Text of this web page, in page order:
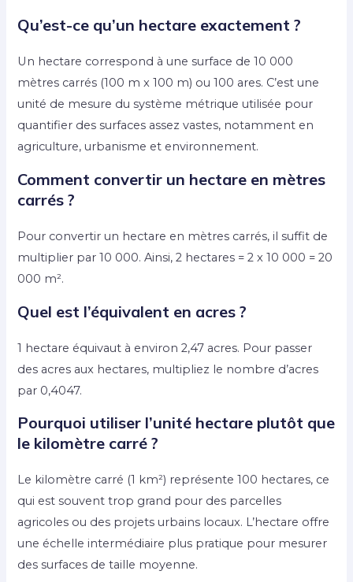
Qu’est-ce qu’un hectare exactement ?
Un hectare correspond à une surface de 10 000
mètres carrés (100 m x 100 m) ou 100 ares. C’est une
unité de mesure du système métrique utilisée pour
quantifier des surfaces assez vastes, notamment en
agriculture, urbanisme et environnement.
Comment convertir un hectare en mètres
carrés ?
Pour convertir un hectare en mètres carrés, il suffit de
multiplier par 10 000. Ainsi, 2 hectares = 2 x 10 000 = 20
000 m².
Quel est l’équivalent en acres ?
1 hectare équivaut à environ 2,47 acres. Pour passer
des acres aux hectares, multipliez le nombre d’acres
par 0,4047.
Pourquoi utiliser l’unité hectare plutôt que
le kilomètre carré ?
Le kilomètre carré (1 km²) représente 100 hectares, ce
qui est souvent trop grand pour des parcelles
agricoles ou des projets urbains locaux. L’hectare offre
une échelle intermédiaire plus pratique pour mesurer
des surfaces de taille moyenne.